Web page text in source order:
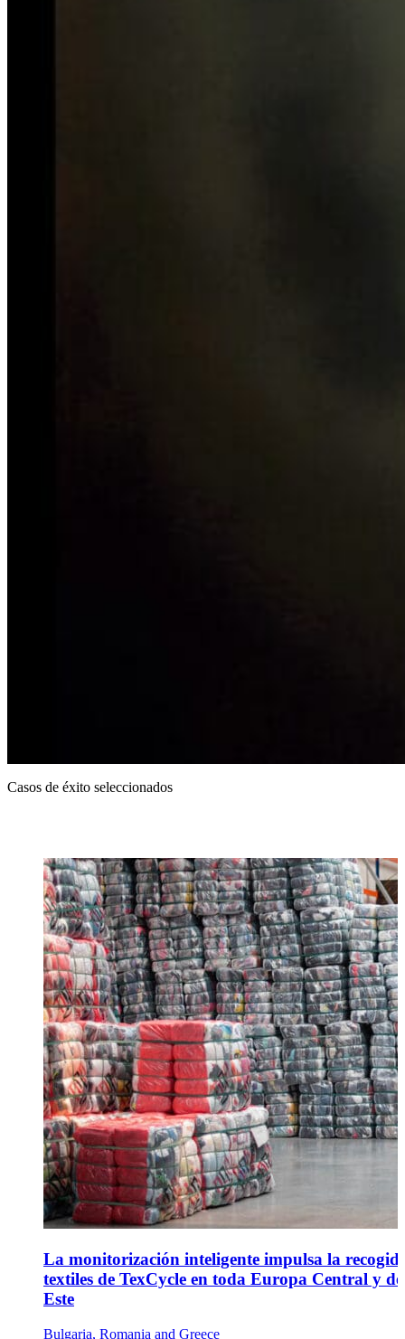
Casos de éxito seleccionados
La monitorización inteligente impulsa la
textiles de TexCycle en toda Europa Central y
Este
Bulgaria, Romania and Greece